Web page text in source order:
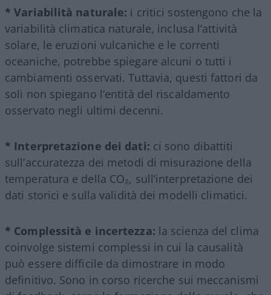
* Variabilità naturale: i critici sostengono che la
variabilità climatica naturale, inclusa l’attività
solare, le eruzioni vulcaniche e le correnti
oceaniche, potrebbe spiegare alcuni o tutti i
cambiamenti osservati. Tuttavia, questi fattori da
soli non spiegano l’entità del riscaldamento
osservato negli ultimi decenni.
* Interpretazione dei dati: ci sono dibattiti
sull’accuratezza dei metodi di misurazione della
temperatura e della CO₂, sull’interpretazione dei
dati storici e sulla validità dei modelli climatici.
* Complessità e incertezza: la scienza del clima
coinvolge sistemi complessi in cui la causalità
può essere difficile da dimostrare in modo
definitivo. Sono in corso ricerche sui meccanismi